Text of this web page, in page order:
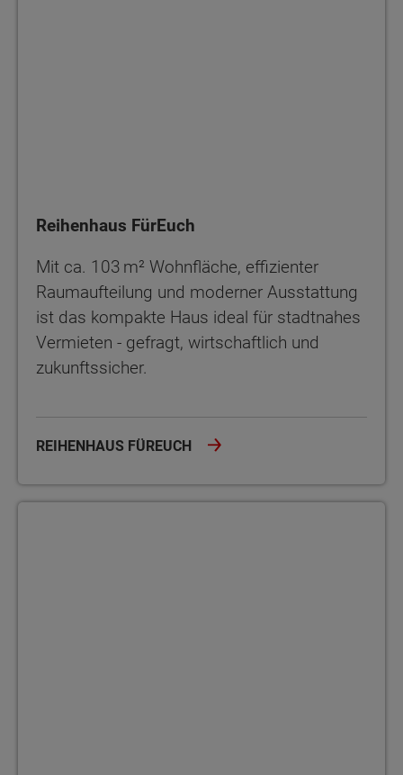
Reihenhaus FürEuch
Mit ca. 103 m² Wohnfläche, effizienter
Raumaufteilung und moderner Ausstattung
ist das kompakte Haus ideal für stadtnahes
Vermieten - gefragt, wirtschaftlich und
zukunftssicher.
REIHENHAUS FÜREUCH